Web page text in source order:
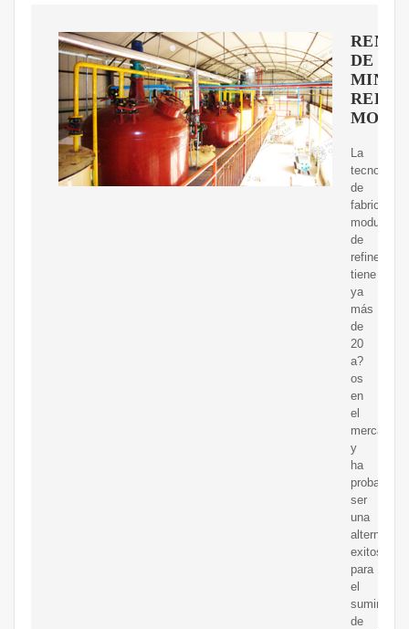
DE
MINI
La
tecnología
de
fabricación
modular
de
refinerías
tiene
ya
más
de
20
a?
os
en
el
mercado
y
ha
probado
ser
una
alternativa
exitosa
para
el
suministro
de